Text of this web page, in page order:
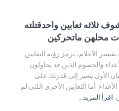
ثلاثه ثعابين واحدقتلته
محلهن ماتحركين
الأحلام، يرمز رؤية الثعابين
والخصوم الذين قد يحاولون
الأول يشير إلى قدرتك على
أما الثعابين الأخرى اللتي لم
اقرأ المزيد…